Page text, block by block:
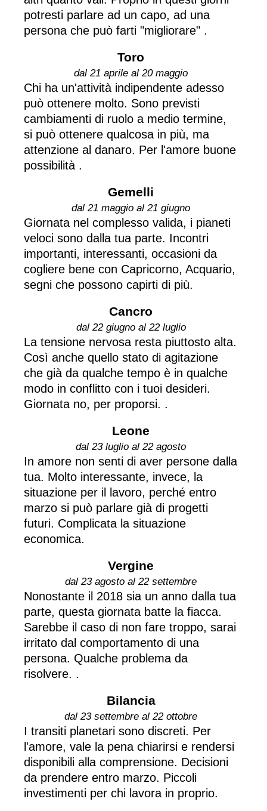
potresti parlare ad un capo, ad una
persona che può farti "migliorare" .
Toro
dal 21 aprile al 20 maggio
Chi ha un'attività indipendente adesso
può ottenere molto. Sono previsti
cambiamenti di ruolo a medio termine,
si può ottenere qualcosa in più, ma
attenzione al danaro. Per l'amore buone
possibilità .
Gemelli
dal 21 maggio al 21 giugno
Giornata nel complesso valida, i pianeti
veloci sono dalla tua parte. Incontri
importanti, interessanti, occasioni da
cogliere bene con Capricorno, Acquario,
segni che possono capirti di più.
Cancro
dal 22 giugno al 22 luglio
La tensione nervosa resta piuttosto alta.
Così anche quello stato di agitazione
che già da qualche tempo è in qualche
modo in conflitto con i tuoi desideri.
Giornata no, per proporsi. .
Leone
dal 23 luglio al 22 agosto
In amore non senti di aver persone dalla
tua. Molto interessante, invece, la
situazione per il lavoro, perché entro
marzo si può parlare già di progetti
futuri. Complicata la situazione
economica.
Vergine
dal 23 agosto al 22 settembre
Nonostante il 2018 sia un anno dalla tua
parte, questa giornata batte la fiacca.
Sarebbe il caso di non fare troppo, sarai
irritato dal comportamento di una
persona. Qualche problema da
risolvere. .
Bilancia
dal 23 settembre al 22 ottobre
I transiti planetari sono discreti. Per
l'amore, vale la pena chiarirsi e rendersi
disponibili alla comprensione. Decisioni
da prendere entro marzo. Piccoli
investimenti per chi lavora in proprio.